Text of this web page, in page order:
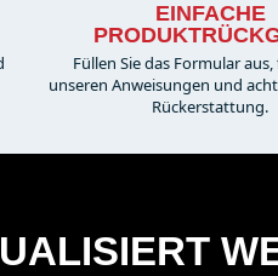
EINFACHE
Füllen Sie das Formular
unseren Anweisungen und
Rückerstattung.